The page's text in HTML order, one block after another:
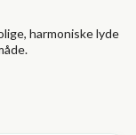
harmoniske lyde